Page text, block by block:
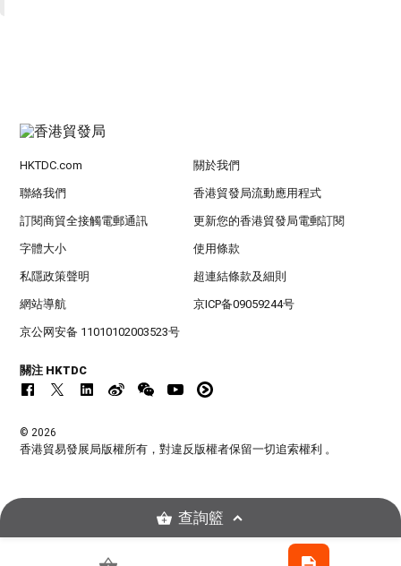
HKTDC.com 關於我們
聯絡我們 香港貿發局流動應用程式
訂閱商貿全接觸電郵通訊 更新您的香港貿發局電郵訂閱
字體大小 使用條款
私隱政策聲明 超連結條款及細則
網站導航 京ICP备09059244号
京公网安备 11010102003523号
關注 HKTDC
© 2026
香港貿易發展局版權所有，對違反版權者保留一切追索權利 。
查詢籃